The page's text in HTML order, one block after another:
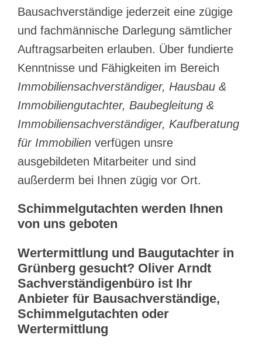
Bausachverständige jederzeit eine zügige
und fachmännische Darlegung sämtlicher
Auftragsarbeiten erlauben. Über fundierte
Kenntnisse und Fähigkeiten im Bereich
Immobiliensachverständiger, Hausbau &
Immobiliengutachter, Baubegleitung &
Immobiliensachverständiger, Kaufberatung
für Immobilien verfügen unsre
ausgebildeten Mitarbeiter und sind
außerderm bei Ihnen zügig vor Ort.
Schimmelgutachten werden Ihnen
von uns geboten
Wertermittlung und Baugutachter in
Grünberg gesucht? Oliver Arndt
Sachverständigenbüro ist Ihr
Anbieter für Bausachverständige,
Schimmelgutachten oder
Wertermittlung